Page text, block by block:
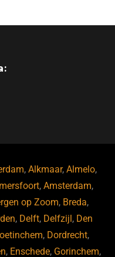
l
,Alkmaar,Almelo,
,Amsterdam,
op Zoom, Breda,
, Delft, Delfzijl, Den
, Dordrecht,
, Enschede, Gorinchem,